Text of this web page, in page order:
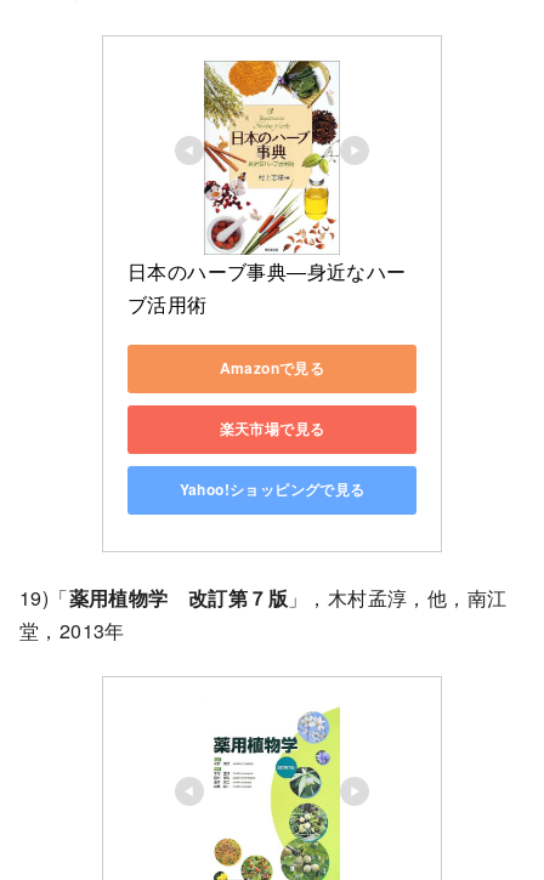
日本のハーブ事典―身近なハー
ブ活用術
Amazonで見る
楽天市場で見る
Yahoo!ショッピングで見る
19)「薬用植物学 改訂第７版 」，木村孟淳，他，南江
堂，2013年